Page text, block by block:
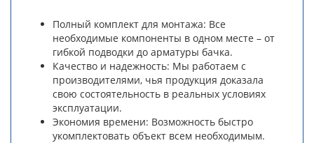
Полный комплект для монтажа: Все
необходимые компоненты в одном месте – от
гибкой подводки до арматуры бачка.
Качество и надежность: Мы работаем с
производителями, чья продукция доказала
свою состоятельность в реальных условиях
эксплуатации.
Экономия времени: Возможность быстро
укомплектовать объект всем необходимым.